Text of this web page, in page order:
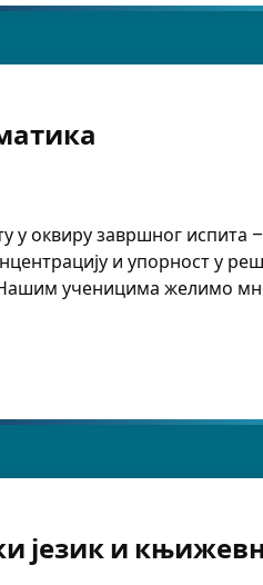
оквиру завршног испита
и упорност у
ученицима желимо
језик и